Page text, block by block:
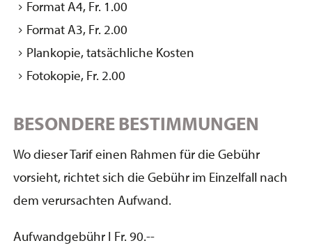
Format A4, Fr. 1.00
Format A3, Fr. 2.00
Plankopie, tatsächliche Kosten
Fotokopie, Fr. 2.00
BESONDERE BESTIMMUNGEN
Wo dieser Tarif einen Rahmen für die Gebühr
vorsieht, richtet sich die Gebühr im Einzelfall nach
dem verursachten Aufwand.
Aufwandgebühr I Fr. 90.--